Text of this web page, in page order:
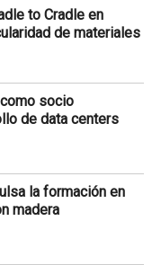
to Cradle en
de materiales
socio
de data centers
la formación en
madera